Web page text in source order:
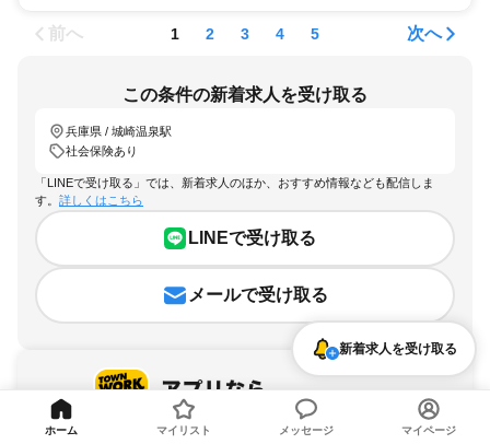
前へ 1 2 3 4 5 次へ
この条件の新着求人を受け取る
兵庫県 / 城崎温泉駅
社会保険あり
「LINEで受け取る」では、新着求人のほか、おすすめ情報なども配信しま
す。 詳しくはこちら
LINEで受け取る
メールで受け取る
新着求人を受け取る
ホーム マイリスト メッセージ マイページ